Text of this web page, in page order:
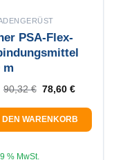
213,01 €
ist: 178,90 €.
PSA-Flex-
m
90,32€ Ursprünglicher
78,60 €
DEN WARENKORB
% MwSt.